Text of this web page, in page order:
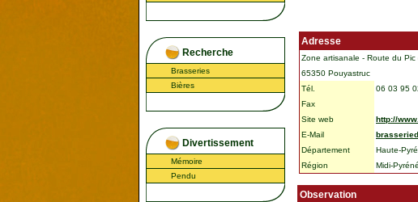
Recherche
Brasseries
Bières
Divertissement
Mémoire
Pendu
Adresse
Zone artisanale - Route du Pic
65350 Pouyastruc
Tél.
06 03 95
Fax
Site web
http://
E-Mail
Département
Haute-
Région
Midi-
Observation